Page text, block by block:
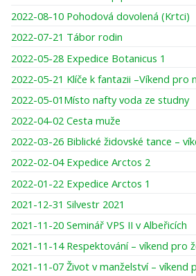
2022-08-10 Pohodová dovolená (Krtci)
2022-07-21 Tábor rodin
2022-05-28 Expedice Botanicus 1
2022-05-21 Klíče k fantazii –Víkend pro
2022-05-01Místo nafty voda ze studny
2022-04-02 Cesta muže
2022-03-26 Biblické židovské tance –
2022-02-04 Expedice Arctos 2
2022-01-22 Expedice Arctos 1
2021-12-31 Silvestr 2021
2021-11-20 Seminář VPS II v Albeřicích
2021-11-14 Respektování – víkend pro
2021-11-07 Život v manželství – víkend